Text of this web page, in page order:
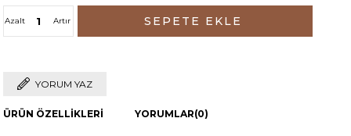
Artır
Azalt
YORUM YAZ
ÜRÜN ÖZELLIKLERI YORUMLAR(0)